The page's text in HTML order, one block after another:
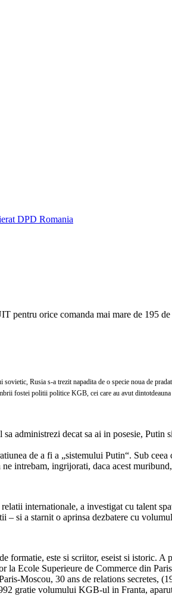
DPD Romania
pentru orice comanda mai mare de 195
Rusia s-a trezit napadita de o specie noua de
fostei politii politice KGB, cei care au avut
administrezi decat sa ai in posesie,
de a fi a „sistemului Putin“. Sub
intrebam, ingrijorati, daca acest
internationale, a investigat cu talent
– si a starnit o aprinsa dezbatere cu
formatie, este si scriitor, eseist si istoric.
la Ecole Superieure de Commerce din
Moscou, 30 ans de relations secretes,
gratie volumului KGB-ul in Franta,